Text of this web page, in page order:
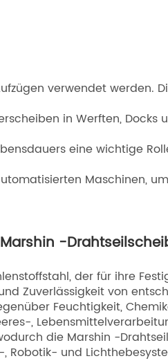
verwendet werden.
in Werften,
eine wichtige
Maschinen,
-
der für ihre
Zuverlässigkeit von
Feuchtigkeit,
,
die Marshin -
Robotik- und